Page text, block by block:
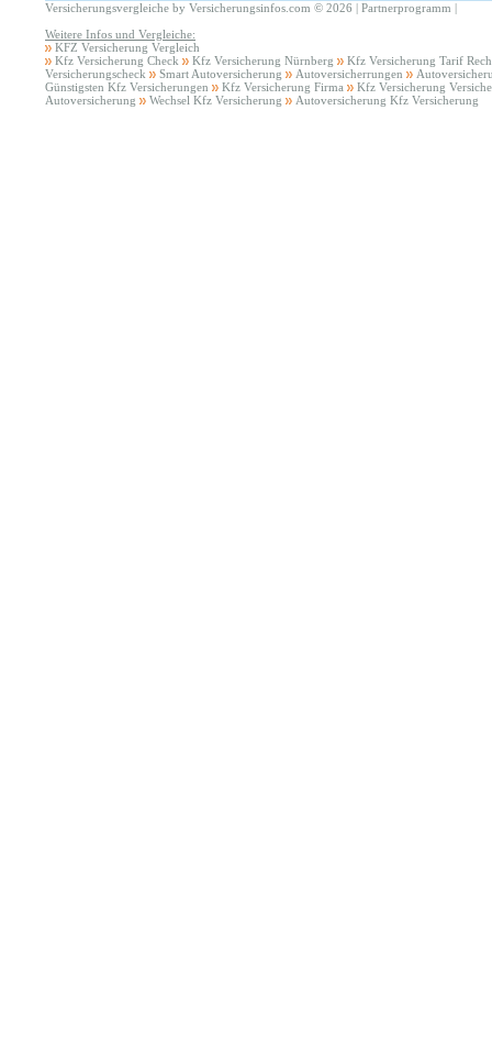
Versicherungsvergleiche by Versicherungsinfos.com © 2026 | Partnerprogramm |
Weitere Infos und Vergleiche:
KFZ Versicherung Vergleich
Kfz Versicherung Check
Kfz Versicherung Nürnberg
Kfz Versicherung Tarif
Versicherungscheck
Smart Autoversicherung Autoversicherrungen
Günstigsten Kfz Versicherungen
Kfz Versicherung Firma
Kfz Versicherung
Autoversicherung
Wechsel Kfz Versicherung Autoversicherung Kfz Versicherung